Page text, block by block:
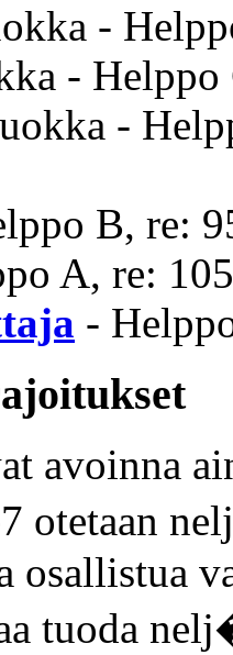
-
-
-
B, re:
A, re:
-
avoinna
otetaan
osallistua
tuoda